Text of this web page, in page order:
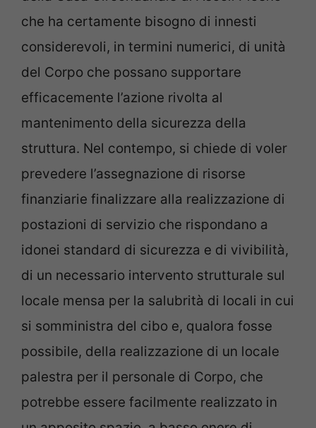
che ha certamente bisogno di innesti
considerevoli, in termini numerici, di unità
del Corpo che possano supportare
efficacemente l’azione rivolta al
mantenimento della sicurezza della
struttura. Nel contempo, si chiede di voler
prevedere l’assegnazione di risorse
finanziarie finalizzare alla realizzazione di
postazioni di servizio che rispondano a
idonei standard di sicurezza e di vivibilità,
di un necessario intervento strutturale sul
locale mensa per la salubrità di locali in cui
si somministra del cibo e, qualora fosse
possibile, della realizzazione di un locale
palestra per il personale di Corpo, che
potrebbe essere facilmente realizzato in